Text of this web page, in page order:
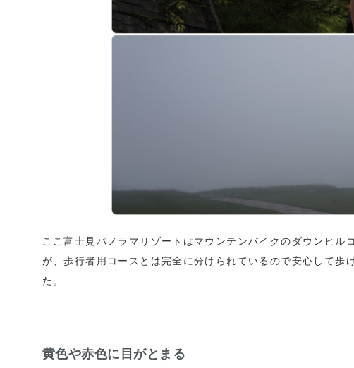
ここ富士見パノラマリゾートはマウンテンバイクのダウンヒ
が、歩行者用コースとは完全に分けられているので安心して
た。
黄色や赤色に目がとまる